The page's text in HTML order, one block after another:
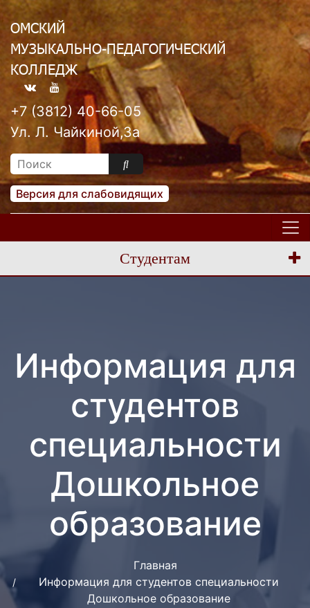
ОМСКИЙ
МУЗЫКАЛЬНО-ПЕДАГОГИЧЕСКИЙ
КОЛЛЕДЖ
+7 (3812) 40-66-05
Ул. Л. Чайкиной,3а
Версия для слабовидящих
Студентам
Информация для
студентов
специальности
Дошкольное
образование
Главная
Информация для студентов специальности
Дошкольное образование